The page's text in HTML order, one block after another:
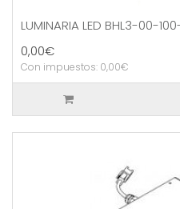
LUMINARIA LED BHL3-00-
0,00€
Con impuestos: 0,00€